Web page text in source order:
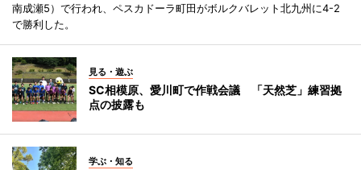
南成瀬5）で行われ、ペスカドーラ町田がボルクバレット北九州に4-2
で勝利した。
見る・遊ぶ
SC相模原、愛川町で作戦会議 「天然芝」練習拠
点の披露も
学ぶ・知る